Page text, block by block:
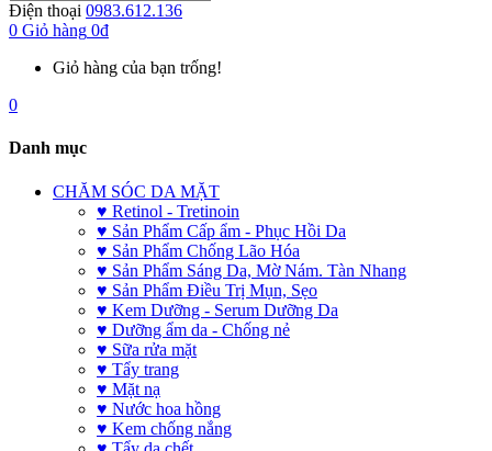
Điện thoại 0983.612.136
0 Giỏ hàng 0đ
Giỏ hàng của bạn trống!
0
Danh mục
CHĂM SÓC DA MẶT
♥ Retinol - Tretinoin
♥ Sản Phẩm Cấp ẩm - Phục Hồi Da
♥ Sản Phẩm Chống Lão Hóa
♥ Sản Phẩm Sáng Da, Mờ Nám. Tàn Nhang
♥ Sản Phẩm Điều Trị Mụn, Sẹo
♥ Kem Dưỡng - Serum Dưỡng Da
♥ Dưỡng ẩm da - Chống nẻ
♥ Sữa rửa mặt
♥ Tẩy trang
♥ Mặt nạ
♥ Nước hoa hồng
♥ Kem chống nắng